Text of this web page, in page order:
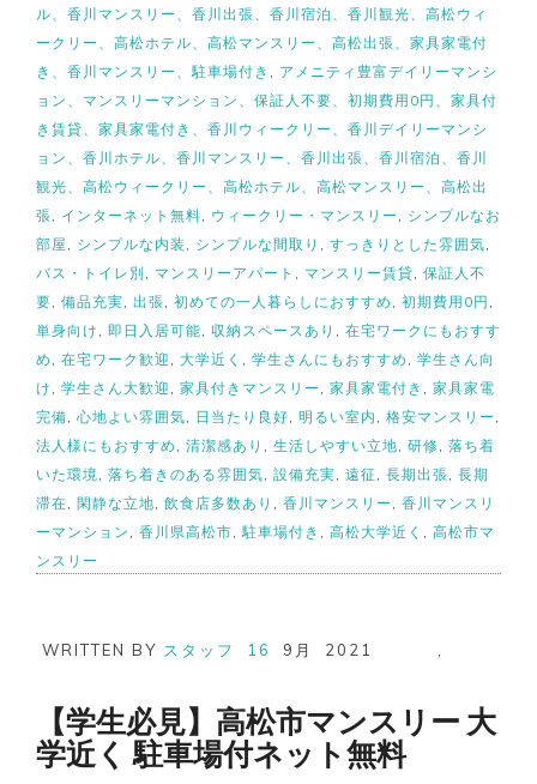
ル、香川マンスリー、香川出張、香川宿泊、香川観光、高松ウィ
ークリー、高松ホテル、高松マンスリー、高松出張、家具家電付
き、香川マンスリー、駐車場付き , アメニティ豊富デイリーマンシ
ョン、マンスリーマンション、保証人不要、初期費用0円、家具付
き賃貸、家具家電付き、香川ウィークリー、香川デイリーマンシ
ョン、香川ホテル、香川マンスリー、香川出張、香川宿泊、香川
観光、高松ウィークリー、高松ホテル、高松マンスリー、高松出
張, インターネット無料, ウィークリー・マンスリー , シンプルなお
部屋 , シンプルな内装 , シンプルな間取り , すっきりとした雰囲気,
バス・トイレ別 , マンスリーアパート , マンスリー賃貸, 保証人不
要, 備品充実, 出張, 初めての一人暮らしにおすすめ , 初期費用0円 ,
単身向け , 即日入居可能, 収納スペースあり , 在宅ワークにもおすす
め , 在宅ワーク歓迎 , 大学近く , 学生さんにもおすすめ , 学生さん向
け , 学生さん大歓迎 , 家具付きマンスリー , 家具家電付き , 家具家電
完備, 心地よい雰囲気, 日当たり良好, 明るい室内 , 格安マンスリー ,
法人様にもおすすめ , 清潔感あり , 生活しやすい立地, 研修, 落ち着
いた環境, 落ち着きのある雰囲気, 設備充実, 遠征 , 長期出張, 長期
滞在, 閑静な立地, 飲食店多数あり , 香川マンスリー , 香川マンスリ
ーマンション , 香川県高松市,駐車場付き , 高松大学近く , 高松市マ
ンスリー
WRITTEN BY スタッフ 16 9月 2021
【学生必見】高松市マンスリー 大
学近く 駐車場付ネット無料